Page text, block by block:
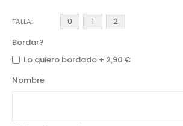
TALLA 0 1
2
Bordar?
Lo quiero bordado + 2,90 €
Nombre